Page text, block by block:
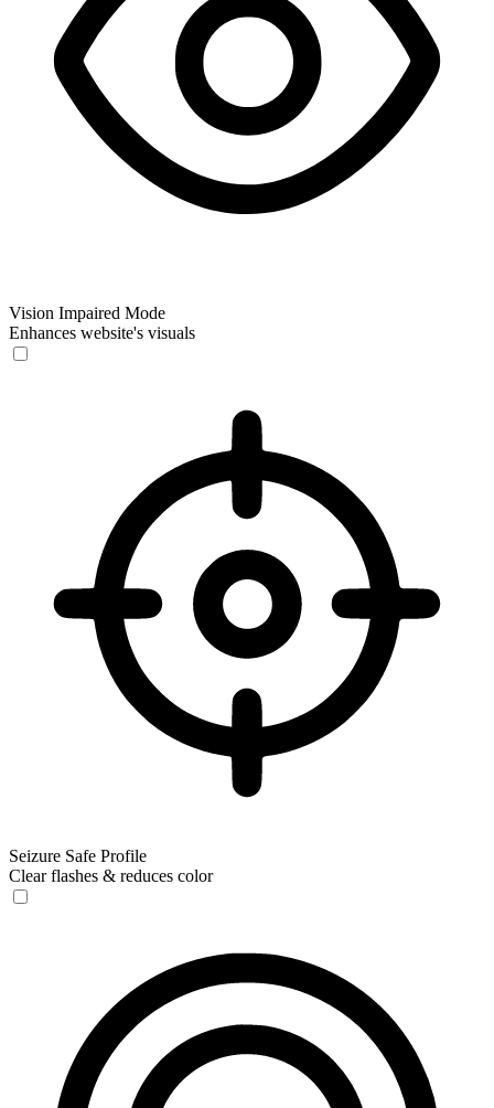
Vision Impaired Mode
Enhances website's visuals
Seizure Safe Profile
Clear flashes & reduces color